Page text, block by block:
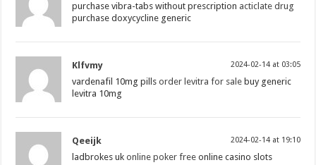
purchase vibra-tabs without prescription acticlate drug
purchase doxycycline generic
Klfvmy 2024-02-14 at 03:05
vardenafil 10mg pillsorder levitra for sale buy generic
levitra 10mg
Qeeijk 2024-02-14 at 19:10
ladbrokes ukonline poker free online casino slots